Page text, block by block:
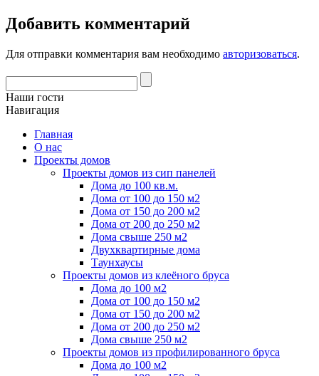
Добавить комментарий
Для отправки комментария вам необходимо авторизоваться.
Наши гости
Навигация
Главная
О нас
Проекты домов
Проекты домов из сип панелей
Дома до 100 кв.м.
Дома от 100 до 150 м2
Дома от 150 до 200 м2
Дома от 200 до 250 м2
Дома свыше 250 м2
Двухквартирные дома
Таунхаусы
Проекты домов из клеёного бруса
Дома до 100 м2
Дома от 100 до 150 м2
Дома от 150 до 200 м2
Дома от 200 до 250 м2
Дома свыше 250 м2
Проекты домов из профилированного бруса
Дома до 100 м2